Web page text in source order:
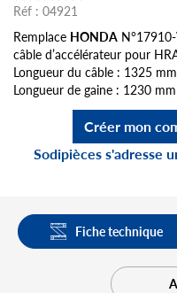
Réf : 04921
Remplace HONDA
câble d’accélérateur pour
Longueur du câble : 1325 mm
Longueur de gaine : 1230 mm
Créer mon
Sodipièces s'adresse
Fiche technique